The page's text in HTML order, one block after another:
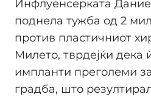
Инфлуенсерката
поднела тужба од 2
против пластичниот
Милето, тврдејќи дека
импланти преголеми
градба, што